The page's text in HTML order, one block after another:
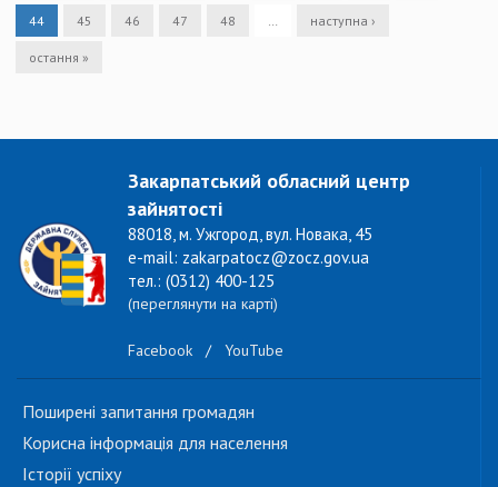
44 45 46 47 48 наступна ›
остання »
Закарпатський обласний центр
зайнятості
88018, м. Ужгород, вул. Новака, 45
e-mail: zakarpatocz@zocz.gov.ua
тел.: (0312) 400-125
(переглянути на карті)
Facebook / YouTube
Поширені запитання громадян
Корисна інформація для населення
Історії успіху